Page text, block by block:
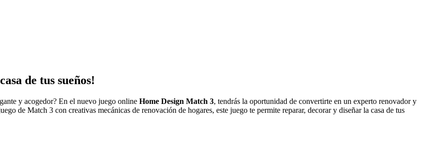
de tus sueños!
y acogedor? En el nuevo juego online Home Design Match 3, tendrás la oportunidad de convertirte en un experto renovador y
de Match 3 con creativas mecánicas de renovación de hogares, este juego te permite reparar, decorar y diseñar la casa de tus